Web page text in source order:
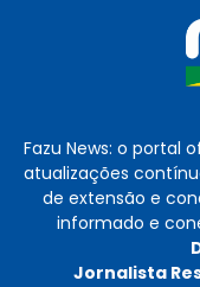
Fazu News: o portal
atualizações
de extensão e
informado e
Jornalista